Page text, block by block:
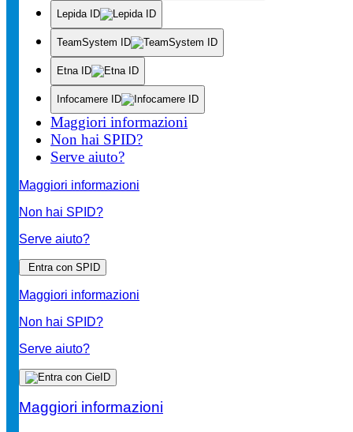
Lepida ID
TeamSystem ID
Etna ID
Infocamere ID
Maggiori informazioni
Non hai SPID?
Serve aiuto?
Maggiori informazioni
Non hai SPID?
Serve aiuto?
Entra con SPID
Maggiori informazioni
Non hai SPID?
Serve aiuto?
Maggiori informazioni